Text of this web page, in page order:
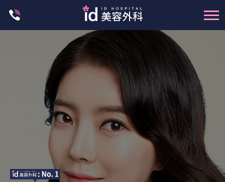
二重・目元整形
脂肪注入(アンチエイジング)
豊胸手術・バストアップ
脂肪吸引 (大容量)
メンズ整形